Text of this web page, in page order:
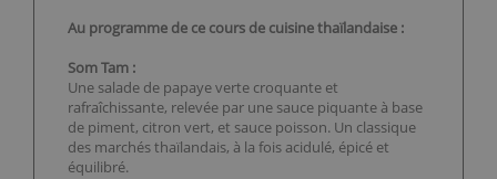
Au programme de ce cours de cuisine thaïlandaise :
Som Tam :
Une salade de papaye verte croquante et
rafraîchissante, relevée par une sauce piquante à base
de piment, citron vert, et sauce poisson. Un classique
des marchés thaïlandais, à la fois acidulé, épicé et
équilibré.